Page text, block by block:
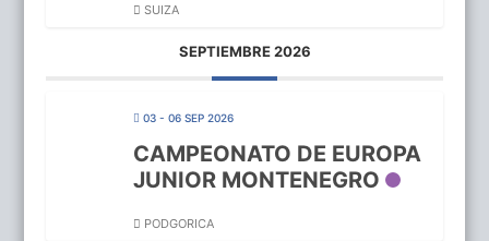
SUIZA
SEPTIEMBRE 2026
03 - 06 SEP 2026
CAMPEONATO DE EUROPA
JUNIOR MONTENEGRO
PODGORICA